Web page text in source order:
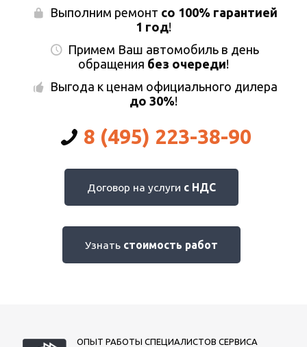
Выполним ремонт со 100% гарантией
1 год!
Примем Ваш автомобиль в день
обращения без очереди!
Выгода к ценам официального дилера
до 30%!
8 (495) 223-38-90
Договор на услуги с НДС
Узнать стоимость работ
ОПЫТ РАБОТЫ СПЕЦИАЛИСТОВ СЕРВИСА